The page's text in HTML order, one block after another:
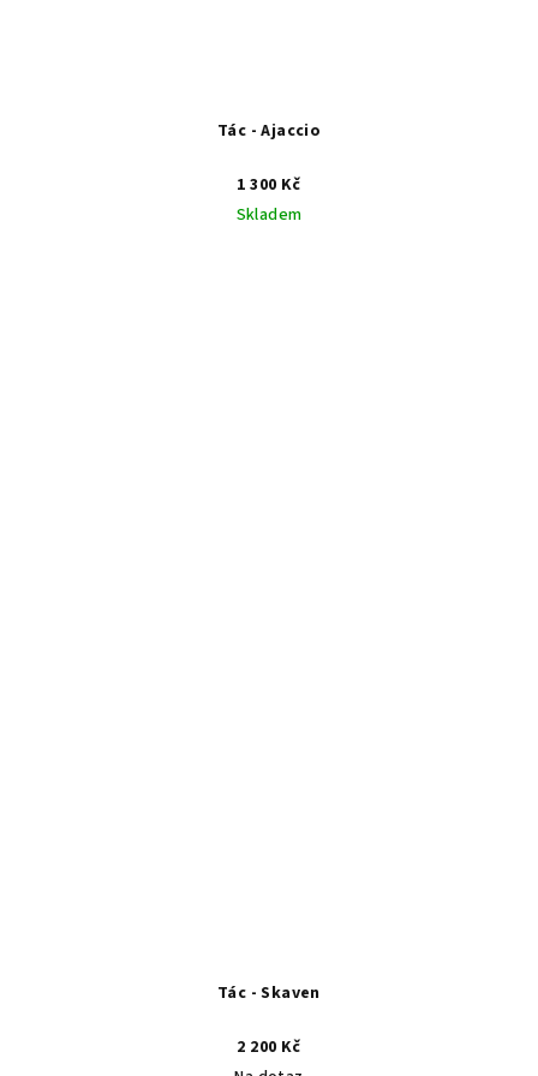
Tác - Ajaccio
1 300 Kč
Skladem
Tác - Skaven
2 200 Kč